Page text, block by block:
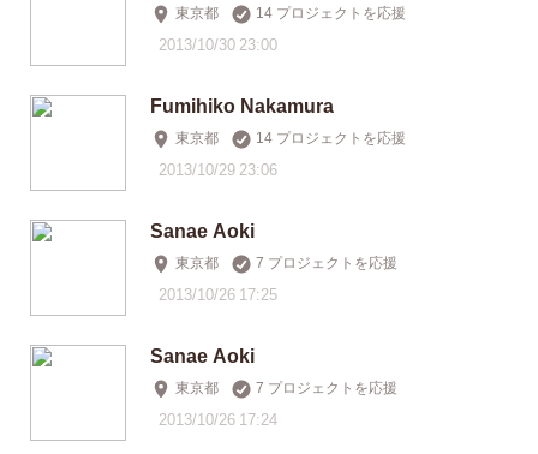
東京都 14 プロジェクトを応援
2013/10/30 23:00
Fumihiko Nakamura
東京都 14 プロジェクトを応援
2013/10/29 23:06
Sanae Aoki
東京都 7 プロジェクトを応援
2013/10/26 17:25
Sanae Aoki
東京都 7 プロジェクトを応援
2013/10/26 17:24